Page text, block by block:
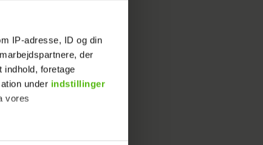
IP-adresse, ID og din
der
indhold, foretage
under indstillinger
vores
tager stor
om 'Stjerne Boksning'